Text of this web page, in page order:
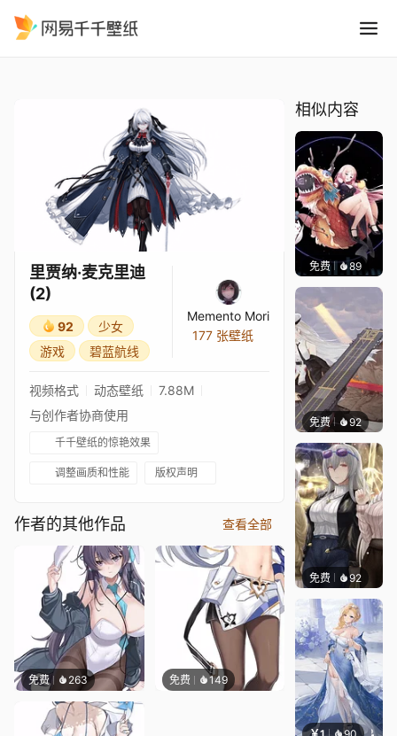
里贾纳·麦克里迪
(2)
92
少女
游戏
碧蓝航线
Memento Mori
177 张壁纸
视频格式 动态壁纸
7.88M
与创作者协商使用
千千壁纸的惊艳效果
调整画质和性能 版权声明
作者的其他作品 查看全部
免费 263 免费 149
相似内容
免费 89
免费 92
免费 92
￥1 90